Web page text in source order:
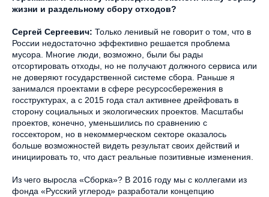
жизни и раздельному сбору отходов?
Сергей Сергеевич: Только ленивый не говорит о том, что в
России недостаточно эффективно решается проблема
мусора. Многие люди, возможно, были бы рады
отсортировать отходы, но не получают должного сервиса или
не доверяют государственной системе сбора. Раньше я
занимался проектами в сфере ресурсосбережения в
госструктурах, а с 2015 года стал активнее дрейфовать в
сторону социальных и экологических проектов. Масштабы
проектов, конечно, уменьшились по сравнению с
госсектором, но в некоммерческом секторе оказалось
больше возможностей видеть результат своих действий и
инициировать то, что даст реальные позитивные изменения.
Из чего выросла «Сборка»? В 2016 году мы с коллегами из
фонда «Русский углерод» разработали концепцию